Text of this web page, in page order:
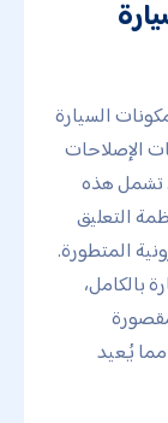
السيارة
الإصلاحات
تشمل هذه
التعليق
المتطورة.
بالكامل،
مما يُعيد